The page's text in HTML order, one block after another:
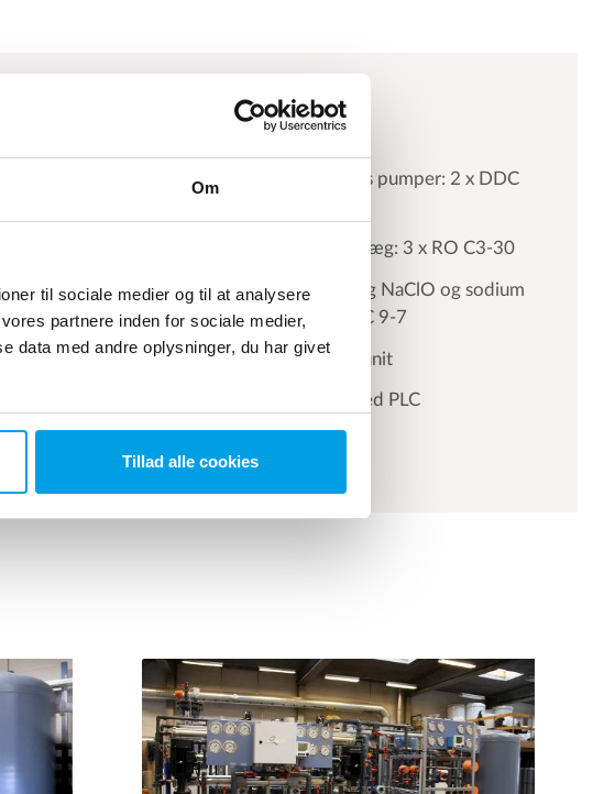
Om
til sociale medier og til at analysere
partnere inden for sociale medier,
data med andre oplysninger, du har givet
Tillad alle cookies
Enheder i anlægget
Antiscalent doserings pumper: 2 x DDC
Omvendt osmoseanlæg: 3 x RO C3-30
Dosering af NaOH og NaClO og sodium
metabisulfit: 7 x DDC 9-7
Fuldautomatisk CIP unit
Central styretavle med PLC